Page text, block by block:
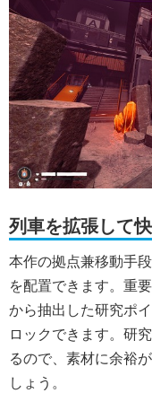
列車を拡張して
本作の拠点兼移動手
を配置できます。重
から抽出した研究ポ
ロックできます。研
るので、素材に余裕
しょう。